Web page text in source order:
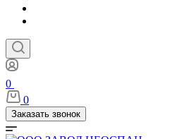
0
0
Заказать звонок